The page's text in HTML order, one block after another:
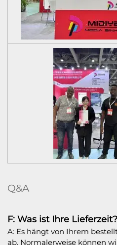
Q&A
F: Was ist Ihre Lieferzeit?
A: Es hängt von Ihrem
ab. Normalerweise können